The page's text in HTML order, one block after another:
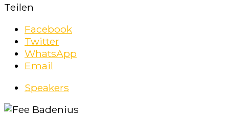
Teilen
Facebook
Twitter
WhatsApp
Email
Speakers